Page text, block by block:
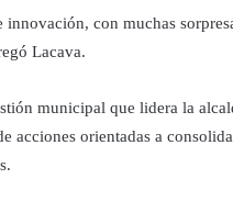
con muchas
Lacava.
municipal que lidera la
orientadas a